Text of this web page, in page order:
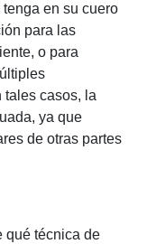
en su cuero
para las
o para
tales casos, la
ya que
de otras partes
qué técnica de